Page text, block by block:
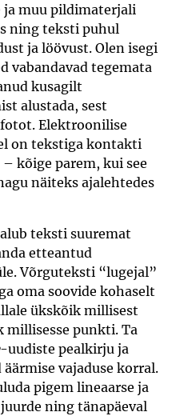
ja muu pildimaterjali
ning teksti puhul
ja löövust. Olen isegi
vabandavad tegemata
kusagilt
alustada, sest
Elektroonilise
on tekstiga kontakti
kõige parem, kui see
näiteks ajalehtedes
teksti suuremat
etteantud
Võrguteksti “lugejal”
oma soovide kohaselt
ükskõik millisest
punkti. Ta
-uudiste pealkirju ja
vajaduse korral.
pigem lineaarse ja
ning tänapäeval